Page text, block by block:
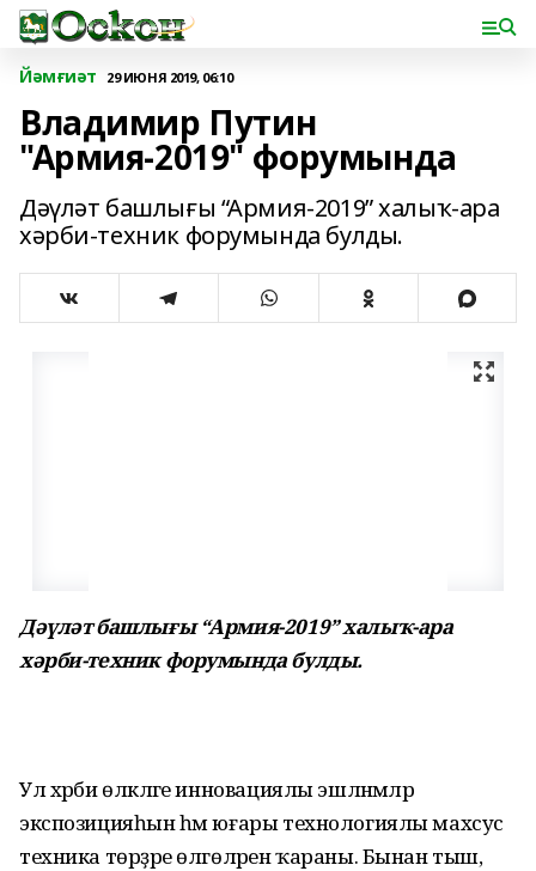
Йәмғиәт 29 ИЮНЯ 2019, 06:10
Владимир Путин
"Армия-2019" форумында
Дәүләт башлығы “Армия-2019” халыҡ-ара
хәрби-техник форумында булды.
Дәүләт башлығы “Армия-2019” халыҡ-ара
хәрби-техник форумында булды.
Ул хәрби өлкәләге инновациялы эшләнмәләр
экспозицияһын һәм юғары технологиялы махсус
техника төрҙәре өлгөләрен ҡараны. Бынан тыш,